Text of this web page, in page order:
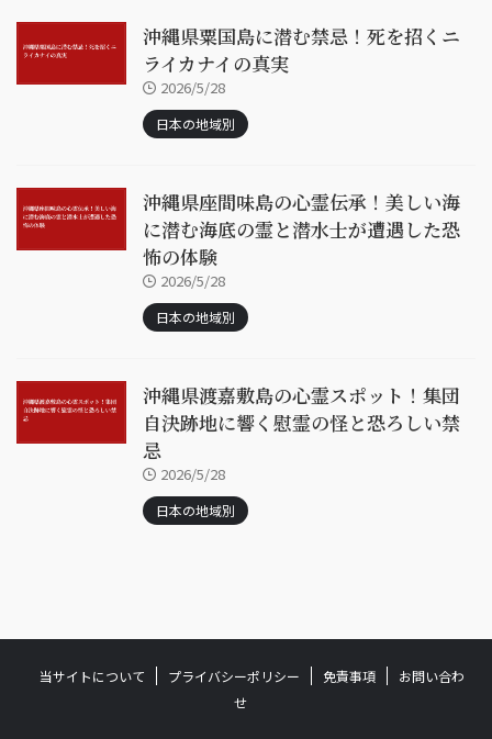
沖縄県粟国島に潜む禁忌！死を招くニ
ライカナイの真実
2026/5/28
日本の地域別
沖縄県座間味島の心霊伝承！美しい海
に潜む海底の霊と潜水士が遭遇した恐
怖の体験
2026/5/28
日本の地域別
沖縄県渡嘉敷島の心霊スポット！集団
自決跡地に響く慰霊の怪と恐ろしい禁
忌
2026/5/28
日本の地域別
当サイトについて プライバシーポリシー 免責事項
お問い合わ
せ